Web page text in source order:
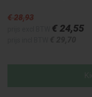
€ 28,93
€ 24,55